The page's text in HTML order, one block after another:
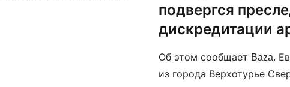
подвергся
дискредитации
Об этом сообщает Baza.
из города Верхотурье